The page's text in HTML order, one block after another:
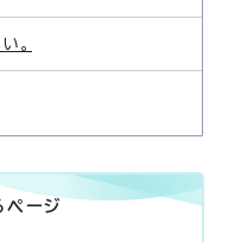
。
ページ